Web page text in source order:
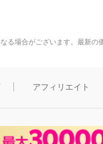
場合がございます。最新の
アフィリエイト